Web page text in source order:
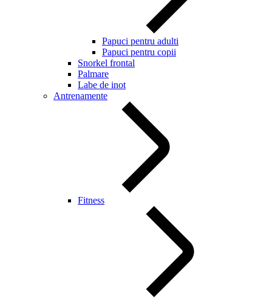
Papuci pentru adulti
Papuci pentru copii
Snorkel frontal
Palmare
Labe de inot
Antrenamente
Fitness